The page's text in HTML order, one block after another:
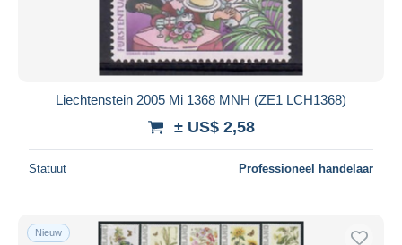
Liechtenstein 2005 Mi 1368 MNH (ZE1 LCH1368)
± US$ 2,58
Statuut Professioneel handelaar
Nieuw